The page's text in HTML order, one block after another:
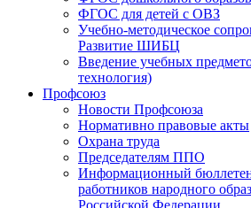
ФГОС для детей с ОВЗ
Учебно-методическое
Развитие ШИБЦ
Введение учебных
технология)
Профсоюз
Новости Профсоюза
Нормативно правовые акты
Охрана труда
Председателям ППО
Информационный
работников народного